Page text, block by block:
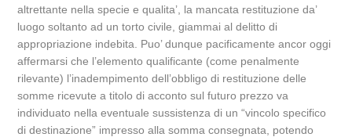
altrettante nella specie e qualita’, la mancata restituzione da’
luogo soltanto ad un torto civile, giammai al delitto di
appropriazione indebita. Puo’ dunque pacificamente ancor oggi
affermarsi che l’elemento qualificante (come penalmente
rilevante) l’inadempimento dell’obbligo di restituzione delle
somme ricevute a titolo di acconto sul futuro prezzo va
individuato nella eventuale sussistenza di un “vincolo specifico
di destinazione” impresso alla somma consegnata, potendo